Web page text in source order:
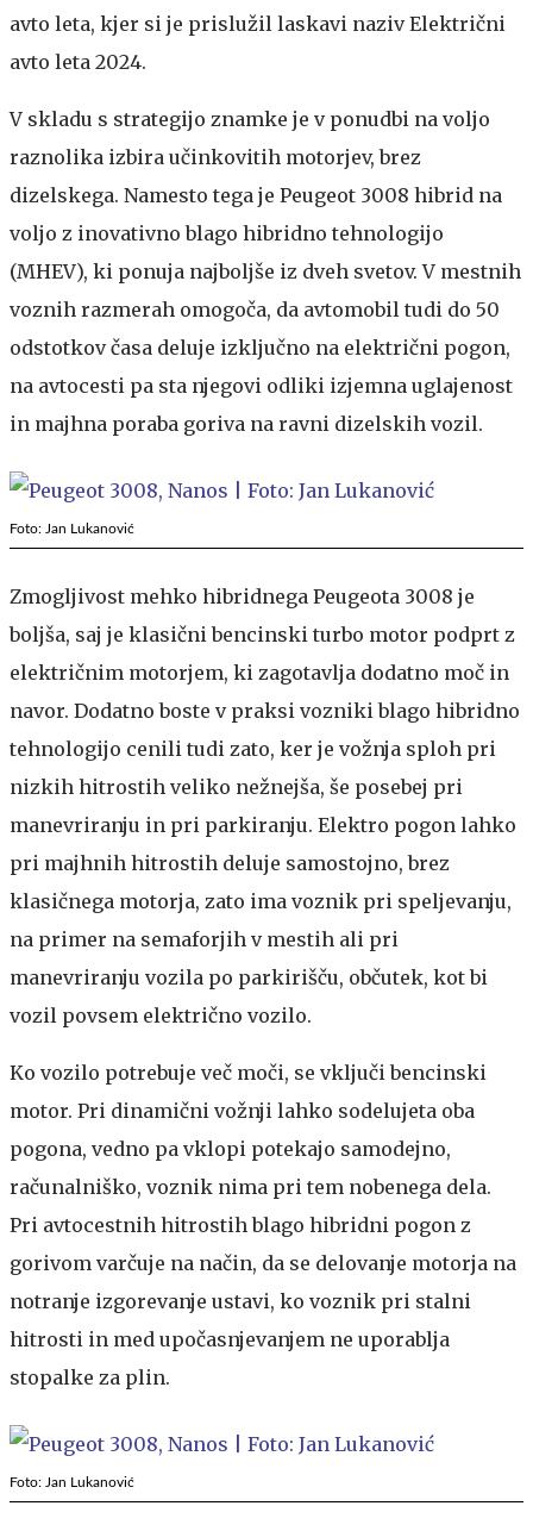
avto leta, kjer si je prislužil laskavi naziv Električni
avto leta 2024.
V skladu s strategijo znamke je v ponudbi na voljo
raznolika izbira učinkovitih motorjev, brez
dizelskega. Namesto tega je Peugeot 3008 hibrid na
voljo z inovativno blago hibridno tehnologijo
(MHEV), ki ponuja najboljše iz dveh svetov. V mestnih
voznih razmerah omogoča, da avtomobil tudi do 50
odstotkov časa deluje izključno na električni pogon,
na avtocesti pa sta njegovi odliki izjemna uglajenost
in majhna poraba goriva na ravni dizelskih vozil.
Foto: Jan Lukanović
Zmogljivost mehko hibridnega Peugeota 3008 je
boljša, saj je klasični bencinski turbo motor podprt z
električnim motorjem, ki zagotavlja dodatno moč in
navor. Dodatno boste v praksi vozniki blago hibridno
tehnologijo cenili tudi zato, ker je vožnja sploh pri
nizkih hitrostih veliko nežnejša, še posebej pri
manevriranju in pri parkiranju. Elektro pogon lahko
pri majhnih hitrostih deluje samostojno, brez
klasičnega motorja, zato ima voznik pri speljevanju,
na primer na semaforjih v mestih ali pri
manevriranju vozila po parkirišču, občutek, kot bi
vozil povsem električno vozilo.
Ko vozilo potrebuje več moči, se vključi bencinski
motor. Pri dinamični vožnji lahko sodelujeta oba
pogona, vedno pa vklopi potekajo samodejno,
računalniško, voznik nima pri tem nobenega dela.
Pri avtocestnih hitrostih blago hibridni pogon z
gorivom varčuje na način, da se delovanje motorja na
notranje izgorevanje ustavi, ko voznik pri stalni
hitrosti in med upočasnjevanjem ne uporablja
stopalke za plin.
Foto: Jan Lukanović